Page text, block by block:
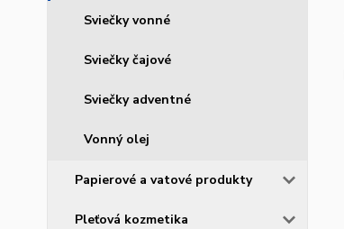
Sviečky vonné
Sviečky čajové
Sviečky adventné
Vonný olej
Papierové a vatové produkty
Pleťová kozmetika